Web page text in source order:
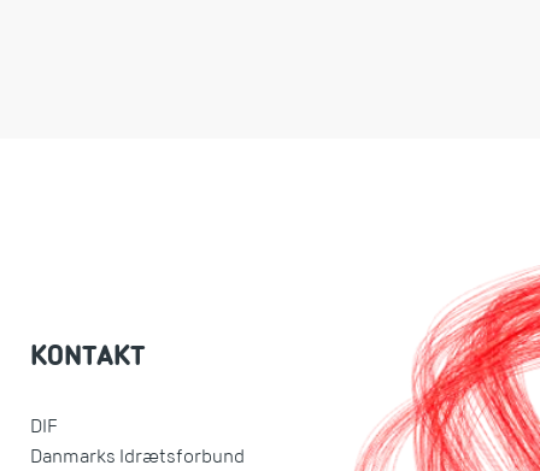
KONTAKT
DIF
Danmarks Idrætsforbund